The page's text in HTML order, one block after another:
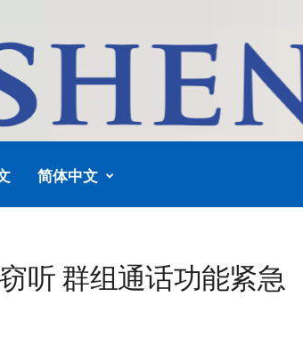
简体中文
听 群组通话功能紧急